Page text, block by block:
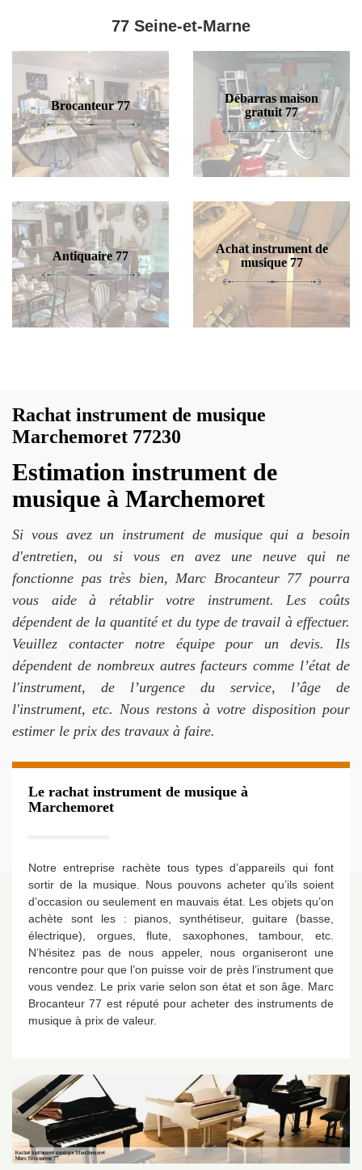
77 Seine-et-Marne
Brocanteur 77
Débarras maison
gratuit 77
Antiquaire 77
Achat instrument de
musique 77
Rachat instrument de musique
Marchemoret 77230
Estimation instrument de
musique à Marchemoret
Si vous avez un instrument de musique qui a besoin
d'entretien, ou si vous en avez une neuve qui ne
fonctionne pas très bien, Marc Brocanteur 77 pourra
vous aide à rétablir votre instrument. Les coûts
dépendent de la quantité et du type de travail à effectuer.
Veuillez contacter notre équipe pour un devis. Ils
dépendent de nombreux autres facteurs comme l’état de
l'instrument, de l’urgence du service, l’âge de
l'instrument, etc. Nous restons à votre disposition pour
estimer le prix des travaux à faire.
Le rachat instrument de musique à
Marchemoret
Notre entreprise rachète tous types d’appareils qui font
sortir de la musique. Nous pouvons acheter qu’ils soient
d’occasion ou seulement en mauvais état. Les objets qu’on
achète sont les : pianos, synthétiseur, guitare (basse,
électrique), orgues, flute, saxophones, tambour, etc.
N’hésitez pas de nous appeler, nous organiseront une
rencontre pour que l’on puisse voir de près l’instrument que
vous vendez. Le prix varie selon son état et son âge. Marc
Brocanteur 77 est réputé pour acheter des instruments de
musique à prix de valeur.